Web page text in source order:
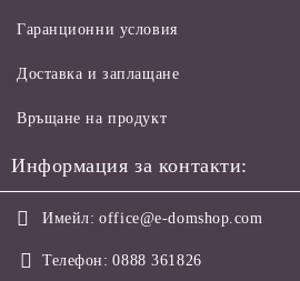
Гаранционни условия
Доставка и заплащане
Връщане на продукт
Информация за контакти:
Имейл: office@e-domshop.com
Телефон: 0888 361826